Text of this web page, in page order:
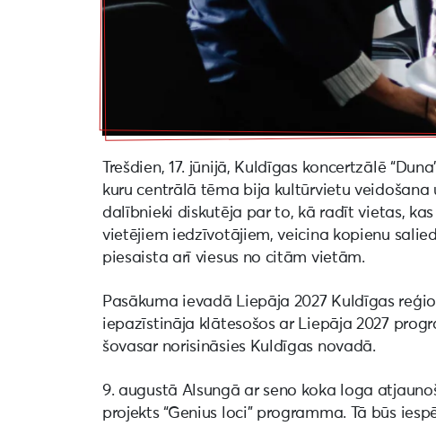
Trešdien, 17. jūnijā, Kuldīgas koncertzālē
kuru centrālā tēma bija kultūrvietu
dalībnieki diskutēja par to, kā radīt vietas,
vietējiem iedzīvotājiem, veicina kopienu
piesaista arī viesus no citām vietām.
Pasākuma ievadā Liepāja 2027 Kuldīgas
iepazīstināja klātesošos ar Liepāja 2027
šovasar norisināsies Kuldīgas novadā.
9. augustā Alsungā ar seno koka loga
projekts “Genius loci” programma. Tā būs